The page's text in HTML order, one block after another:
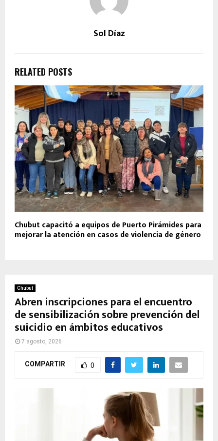
Sol Díaz
RELATED POSTS
Chubut capacitó a equipos de Puerto Pirámides para
mejorar la atención en casos de violencia de género
Chubut
Abren inscripciones para el encuentro
de sensibilización sobre prevención del
suicidio en ámbitos educativos
7 agosto, 2026
COMPARTIR 0